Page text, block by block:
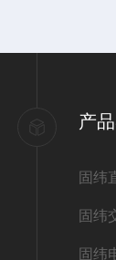
产
固纬
固纬
固纬